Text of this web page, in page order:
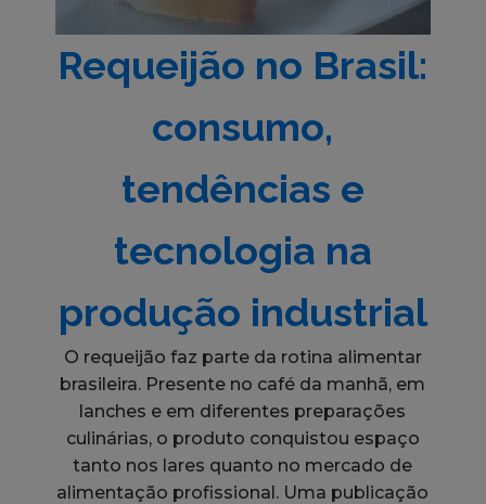
Requeijão no Brasil:
consumo,
tendências e
tecnologia na
produção industrial
O requeijão faz parte da rotina alimentar
brasileira. Presente no café da manhã, em
lanches e em diferentes preparações
culinárias, o produto conquistou espaço
tanto nos lares quanto no mercado de
alimentação profissional. Uma publicação